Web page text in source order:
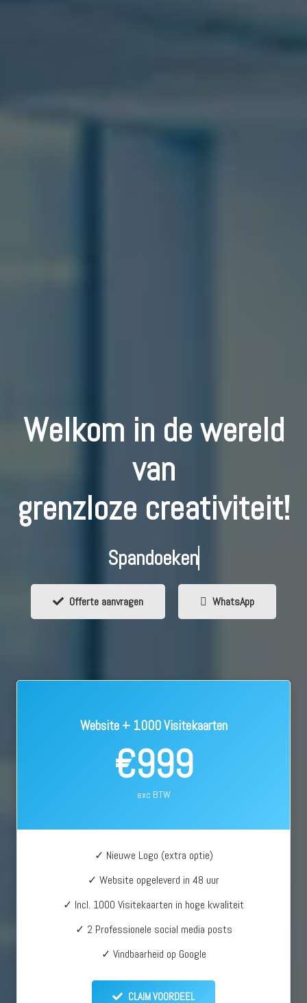
Welkom in de wereld
van
grenzloze creativiteit!
Spandoeken
Offerte aanvragen WhatsApp
Website + 1000 Visitekaarten
€999
exc BTW
✓ Nieuwe Logo (extra optie)
✓ Website opgeleverd in 48 uur
✓ Incl. 1000 Visitekaarten in hoge kwaliteit
✓ 2 Professionele social media posts
✓ Vindbaarheid op Google
CLAIM VOORDEEL